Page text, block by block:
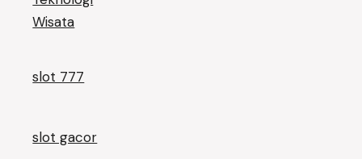
Wisata
slot 777
slot gacor